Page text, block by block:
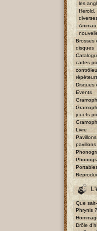
les
Herold,
Brosses
disques
cartes
Disques
Events
jouets
Livre
pavillons
Que
Phrynis ?
Drôle